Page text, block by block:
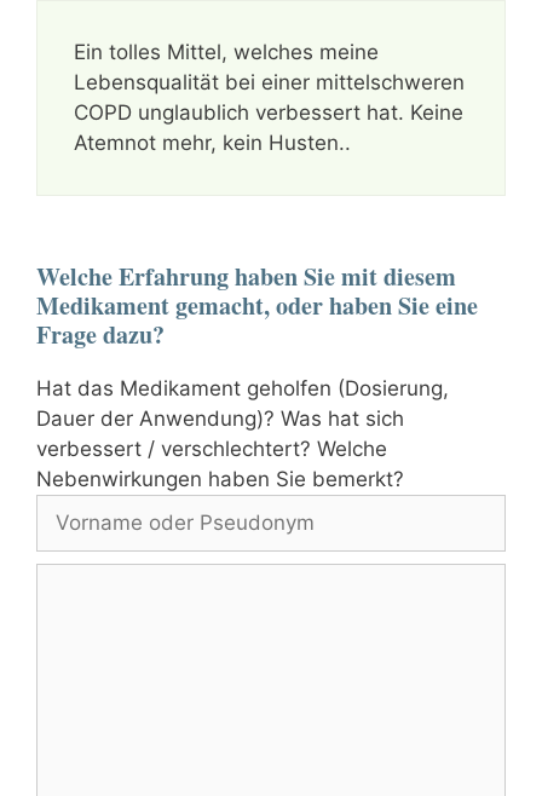
Ein tolles Mittel, welches meine
Lebensqualität bei einer mittelschweren
COPD unglaublich verbessert hat. Keine
Atemnot mehr, kein Husten..
Welche Erfahrung haben Sie mit diesem
Medikament gemacht, oder haben Sie eine
Frage dazu?
Hat das Medikament geholfen (Dosierung,
Dauer der Anwendung)? Was hat sich
verbessert / verschlechtert? Welche
Nebenwirkungen haben Sie bemerkt?